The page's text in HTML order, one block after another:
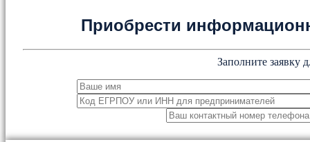
Приобрести
Заполните заявку